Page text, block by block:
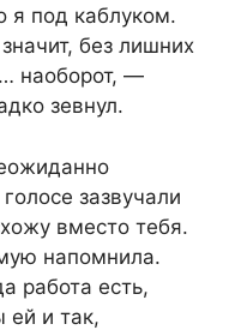
я под каблуком.
без лишних
наоборот, —
зевнул.
зазвучали
вместо тебя.
напомнила.
работа есть,
и так,